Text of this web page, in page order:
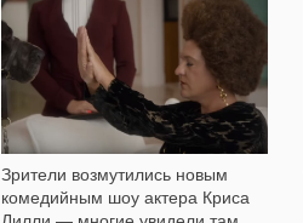
Зрители возмутились новым
комедийным шоу актера Криса
541